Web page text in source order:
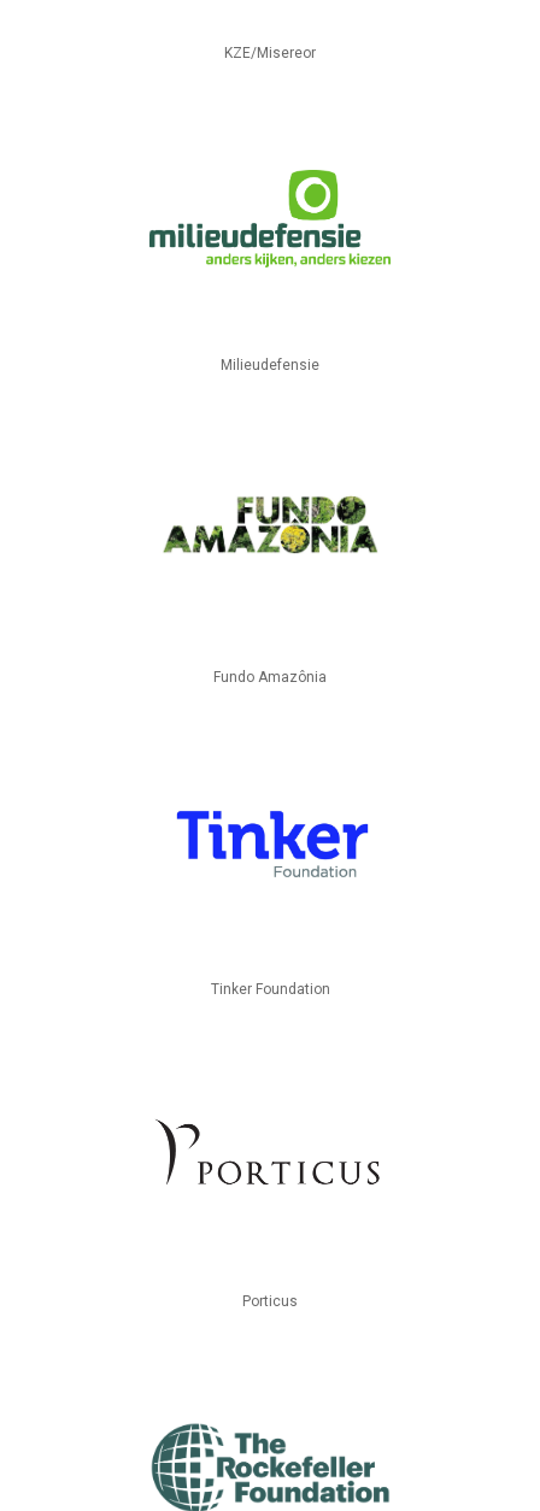
KZE/Misereor
Milieudefensie
Fundo Amazônia
Tinker Foundation
Porticus